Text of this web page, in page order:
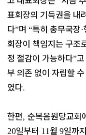
표회장의 기득권을 내
다”며 “특히 총무국장·
회장이 책임지는 구조
정 절감이 가능하다”
부 의존 없이 자립할
였다.
한편, 순복음원당교회
20일부터 11 월 9일까